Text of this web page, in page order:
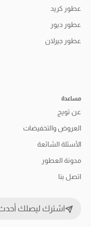
عطور كريد
عطور ديور
عطور جيرلان
مساعدة
عن تويج
العروض والتخفيضات
الأسئلة الشائعة
مدونة العطور
اتصل بنا
اشترك ليصلك